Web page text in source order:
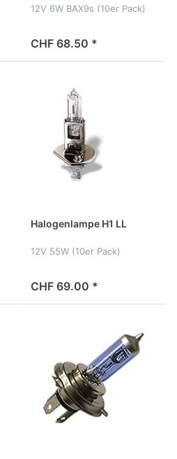
12V 6W BAX9s (10er Pack)
CHF 68.50 *
Halogenlampe H1 LL
12V 55W (10er Pack)
CHF 69.00 *